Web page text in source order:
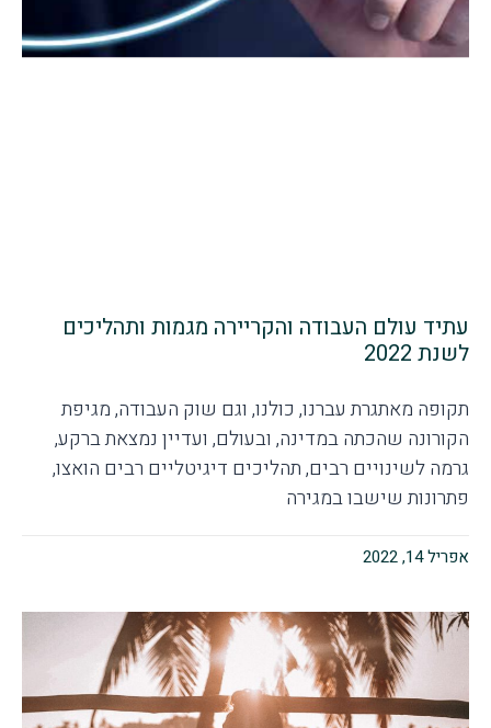
עתיד עולם העבודה והקריירה מגמות ותהליכים
לשנת 2022
תקופה מאתגרת עברנו, כולנו, וגם שוק העבודה, מגיפת
הקורונה שהכתה במדינה, ובעולם, ועדיין נמצאת ברקע,
גרמה לשינויים רבים, תהליכים דיגיטליים רבים הואצו,
פתרונות שישבו במגירה
אפריל 14, 2022